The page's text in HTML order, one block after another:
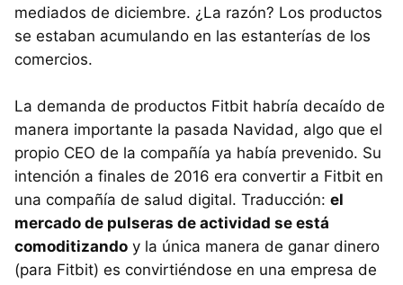
mediados de diciembre. ¿La razón? Los productos
se estaban acumulando en las estanterías de los
comercios.
La demanda de productos Fitbit habría decaído de
manera importante la pasada Navidad, algo que el
propio CEO de la compañía ya había prevenido. Su
intención a finales de 2016 era convertir a Fitbit en
una compañía de salud digital. Traducción: el
mercado de pulseras de actividad se está
comoditizando y la única manera de ganar dinero
(para Fitbit) es convirtiéndose en una empresa de